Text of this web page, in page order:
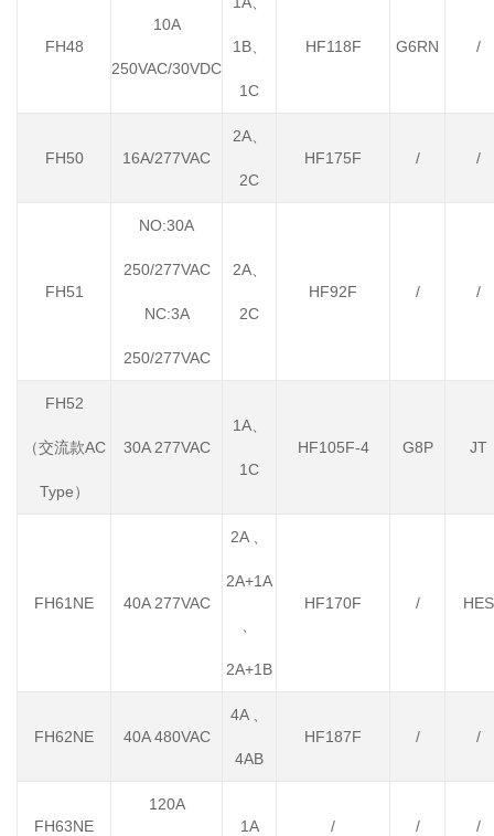
FH48
10A
250VAC/30VDC
1B、
1C
HF118F G6RN /
FH50 16A/277VAC
2A、
2C
HF175F / /
FH51
NO:30A
250/277VAC
NC:3A
250/277VAC
2A、
2C
HF92F / /
FH52
（交流款AC
Type）
30A 277VAC
1A、
1C
HF105F-4 G8P JT
FH61NE 40A 277VAC
2A 、
2A+1A
2A+1B
HF170F / HES
FH62NE 40A 480VAC
4A 、
4AB
HF187F / /
FH63NE
120A
1A / / /